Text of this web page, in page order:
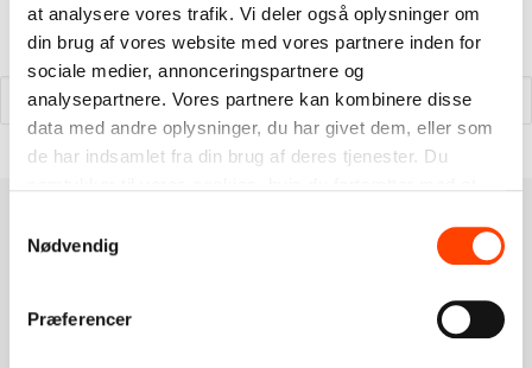
at analysere vores trafik. Vi deler også oplysninger om
din brug af vores website med vores partnere inden for
sociale medier, annonceringspartnere og
analysepartnere. Vores partnere kan kombinere disse
data med andre oplysninger, du har givet dem, eller som
de har indsamlet fra din brug af deres tjenester. Du
Nødvendig
Præferencer
Search
MODUL 1 - DEN GODE TONE
MODUL 2 - TEKNOLOGIFORSTÅELSE
MODUL 3 - DEN GODE STIL
MODUL 4 - SIKKERHED ONLINE
Når du klikker download bliver du stillet en